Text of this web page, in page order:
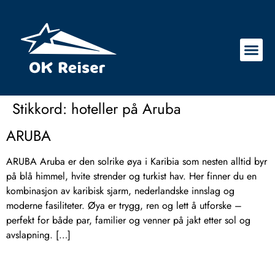
Stikkord: hoteller på Aruba
ARUBA
ARUBA Aruba er den solrike øya i Karibia som nesten alltid byr
på blå himmel, hvite strender og turkist hav. Her finner du en
kombinasjon av karibisk sjarm, nederlandske innslag og
moderne fasiliteter. Øya er trygg, ren og lett å utforske –
perfekt for både par, familier og venner på jakt etter sol og
avslapning. […]